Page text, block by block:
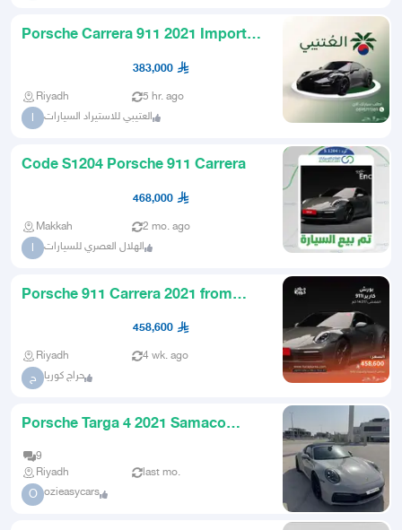
Porsche Carrera 911 2021 Imported
383,000
Riyadh 5 hr. ago
ا العتيبي للاستيراد السيارات
Code S1204 Porsche 911 Carrera
468,000
Makkah 2 mo. ago
ا الهلال العصري للسيارات
Porsche 911 Carrera 2021 from
458,600
Riyadh 4 wk. ago
ح حراج كوريا
Porsche Targa 4 2021 Samaco
9
Riyadh
last mo.
O ozieasycars